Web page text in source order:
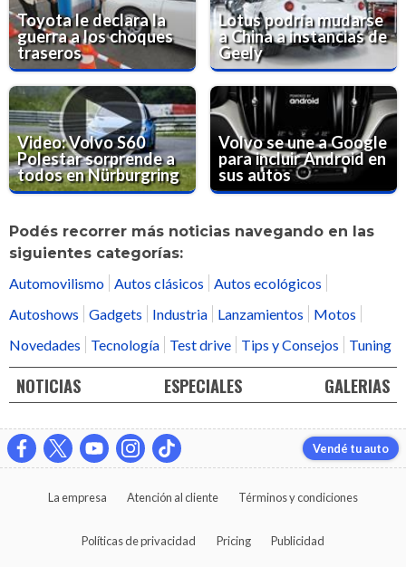
Toyota le declara la
guerra a los choques
traseros
Lotus podría mudarse
a China a instancias de
Geely
Video: Volvo S60
Polestar sorprende a
todos en Nürburgring
Volvo se une a Google
para incluir Android en
sus autos
Podés recorrer más noticias navegando en las
siguientes categorías:
Automovilismo Autos clásicos
Autos ecológicos
Autoshows
Gadgets Industria Lanzamientos
Motos
Novedades
Tecnología Test drive Tips y Consejos Tuning
NOTICIAS ESPECIALES GALERIAS
Vendé tu auto
La empresa Atención al cliente Términos y condiciones
Políticas de privacidad Pricing Publicidad